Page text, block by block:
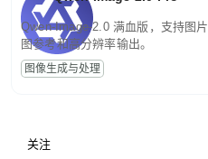
Qwen-Image-2.0 满血版，支持图
图参考和高分辨率输出。
图像生成与处理
关注